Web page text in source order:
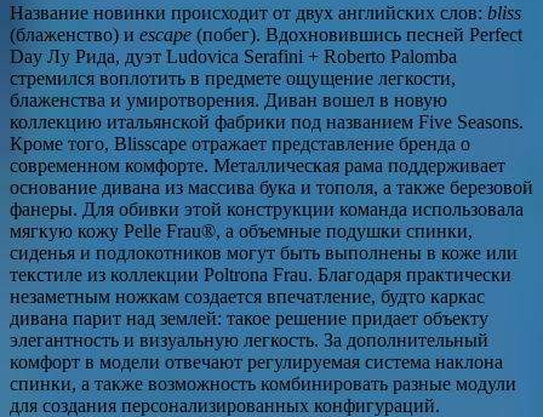
Название новинки происходит от двух английских слов: bliss
(блаженство) и escape (побег). Вдохновившись песней Perfect
Day Лу Рида, дуэт Ludovica Serafini + Roberto Palomba
стремился воплотить в предмете ощущение легкости,
блаженства и умиротворения. Диван вошел в новую
коллекцию итальянской фабрики под названием Five Seasons.
Кроме того, Blisscape отражает представление бренда о
современном комфорте. Металлическая рама поддерживает
основание дивана из массива бука и тополя, а также березовой
фанеры. Для обивки этой конструкции команда использовала
мягкую кожу Pelle Frau®, а объемные подушки спинки,
сиденья и подлокотников могут быть выполнены в коже или
текстиле из коллекции Poltrona Frau. Благодаря практически
незаметным ножкам создается впечатление, будто каркас
дивана парит над землей: такое решение придает объекту
элегантность и визуальную легкость. За дополнительный
комфорт в модели отвечают регулируемая система наклона
спинки, а также возможность комбинировать разные модули
для создания персонализированных конфигураций.